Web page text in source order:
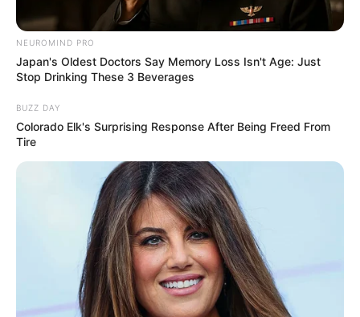
Langka Banget! 10 Pose Lucu
Katak yang Bikin Ketawa
NEUROMIND PRO
Japan's Oldest Doctors Say Memory Loss Isn't Age: Just
Stop Drinking These 3 Beverages
BUZZ DAY
Colorado Elk's Surprising Response After Being Freed From
Tire